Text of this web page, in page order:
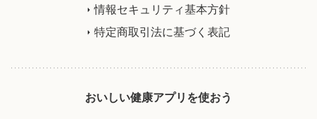
情報セキュリティ基本方針
特定商取引法に基づく表記
おいしい健康アプリを使おう